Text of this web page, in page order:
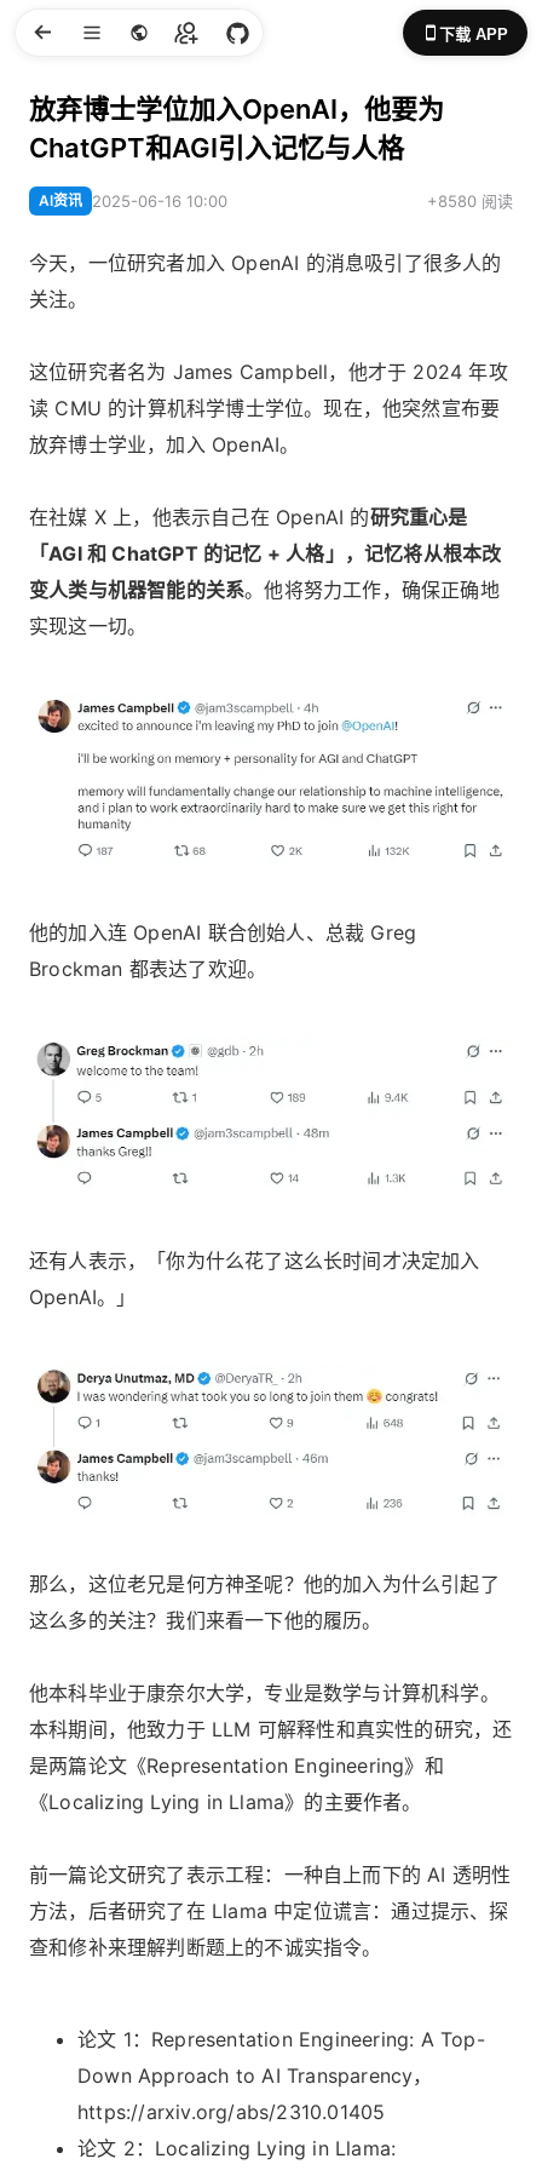
下载 APP
放弃博士学位加入OpenAI，他要为
ChatGPT和AGI引入记忆与人格
AI资讯 2025-06-16 10:00 +8580 阅读
今天，一位研究者加入 OpenAI 的消息吸引了很多人的
关注。
这位研究者名为 James Campbell，他才于 2024 年攻
读 CMU 的计算机科学博士学位。现在，他突然宣布要
放弃博士学业，加入 OpenAI。
在社媒 X 上，他表示自己在 OpenAI 的研究重心是
「AGI 和 ChatGPT 的记忆 + 人格」，记忆将从根本改
变人类与机器智能的关系。他将努力工作，确保正确地
实现这一切。
他的加入连 OpenAI 联合创始人、总裁 Greg
Brockman 都表达了欢迎。
还有人表示，「你为什么花了这么长时间才决定加入
OpenAI。」
那么，这位老兄是何方神圣呢？他的加入为什么引起了
这么多的关注？我们来看一下他的履历。
他本科毕业于康奈尔大学，专业是数学与计算机科学。
本科期间，他致力于 LLM 可解释性和真实性的研究，还
是两篇论文《Representation Engineering》和
《Localizing Lying in Llama》的主要作者。
前一篇论文研究了表示工程：一种自上而下的 AI 透明性
方法，后者研究了在 Llama 中定位谎言：通过提示、探
查和修补来理解判断题上的不诚实指令。
论文 1：Representation Engineering: A Top-
Down Approach to AI Transparency，
https://arxiv.org/abs/2310.01405
论文 2：Localizing Lying in Llama: